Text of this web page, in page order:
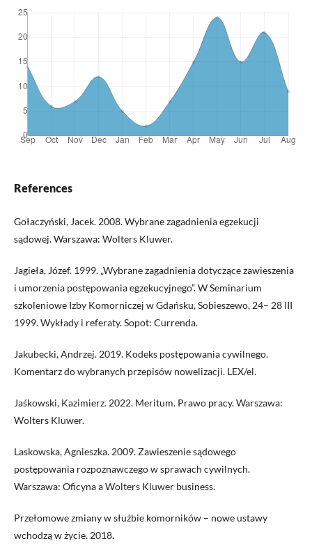
References
Gołaczyński, Jacek. 2008. Wybrane zagadnienia egzekucji
sądowej. Warszawa: Wolters Kluwer.
Jagieła, Józef. 1999. „Wybrane zagadnienia dotyczące zawieszenia
i umorzenia postępowania egzekucyjnego”. W Seminarium
szkoleniowe Izby Komorniczej w Gdańsku, Sobieszewo, 24– 28 III
1999. Wykłady i referaty. Sopot: Currenda.
Jakubecki, Andrzej. 2019. Kodeks postępowania cywilnego.
Komentarz do wybranych przepisów nowelizacji. LEX/el.
Jaśkowski, Kazimierz. 2022. Meritum. Prawo pracy. Warszawa:
Wolters Kluwer.
Laskowska, Agnieszka. 2009. Zawieszenie sądowego
postępowania rozpoznawczego w sprawach cywilnych.
Warszawa: Oficyna a Wolters Kluwer business.
Przełomowe zmiany w służbie komorników – nowe ustawy
wchodzą w życie. 2018.